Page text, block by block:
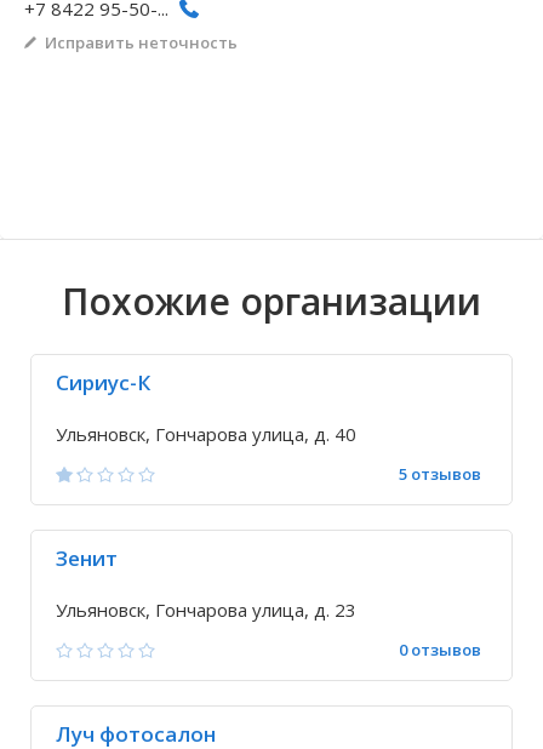
Волгоградская область
Кировоградская область
Восточно-Казахстанская область
Архангельское
+7 8422 95-50-...
Исправить неточность
Похожие организации
Сириус-К
Ульяновск, Гончарова улица, д. 40
5 отзывов
Зенит
Ульяновск, Гончарова улица, д. 23
0 отзывов
Луч фотосалон